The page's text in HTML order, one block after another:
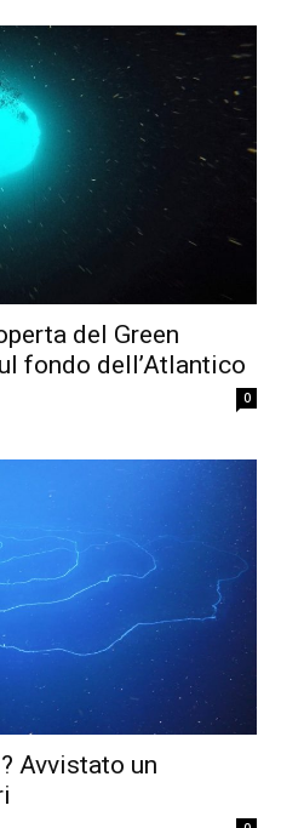
del Green
fondo dell’Atlantico
0
Avvistato un